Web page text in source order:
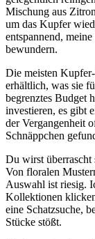
Mischung aus
um das Kupfer
entspannend,
bewundern.
Die meisten
erhältlich, was‍ sie
begrenztes Budget
investieren, es gibt
der Vergangenheit
Schnäppchen
Du ‍wirst ⁢überrascht
Von⁤ floralen
Auswahl ​ist riesig.
Kollektionen
eine Schatzsuche,
Stücke stößt.